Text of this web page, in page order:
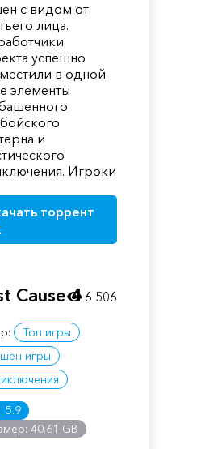
с видом от
лица.
успешно
в одной
элементы
и
Игроки
торрент
Cause 4
Топ игры
игры
5.9
40.61 GB
6 506